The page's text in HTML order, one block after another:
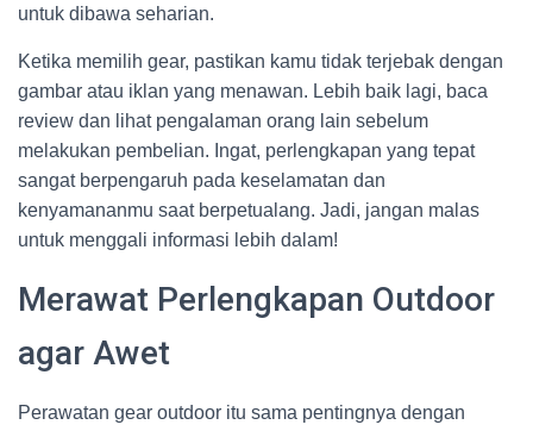
untuk dibawa seharian.
Ketika memilih gear, pastikan kamu tidak terjebak dengan
gambar atau iklan yang menawan. Lebih baik lagi, baca
review dan lihat pengalaman orang lain sebelum
melakukan pembelian. Ingat, perlengkapan yang tepat
sangat berpengaruh pada keselamatan dan
kenyamananmu saat berpetualang. Jadi, jangan malas
untuk menggali informasi lebih dalam!
Merawat Perlengkapan Outdoor
agar Awet
Perawatan gear outdoor itu sama pentingnya dengan